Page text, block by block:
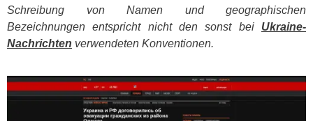
Schreibung von Namen und geographischen
Bezeichnungen entspricht nicht den sonst bei Ukraine-
Nachrichten verwendeten Konventionen.